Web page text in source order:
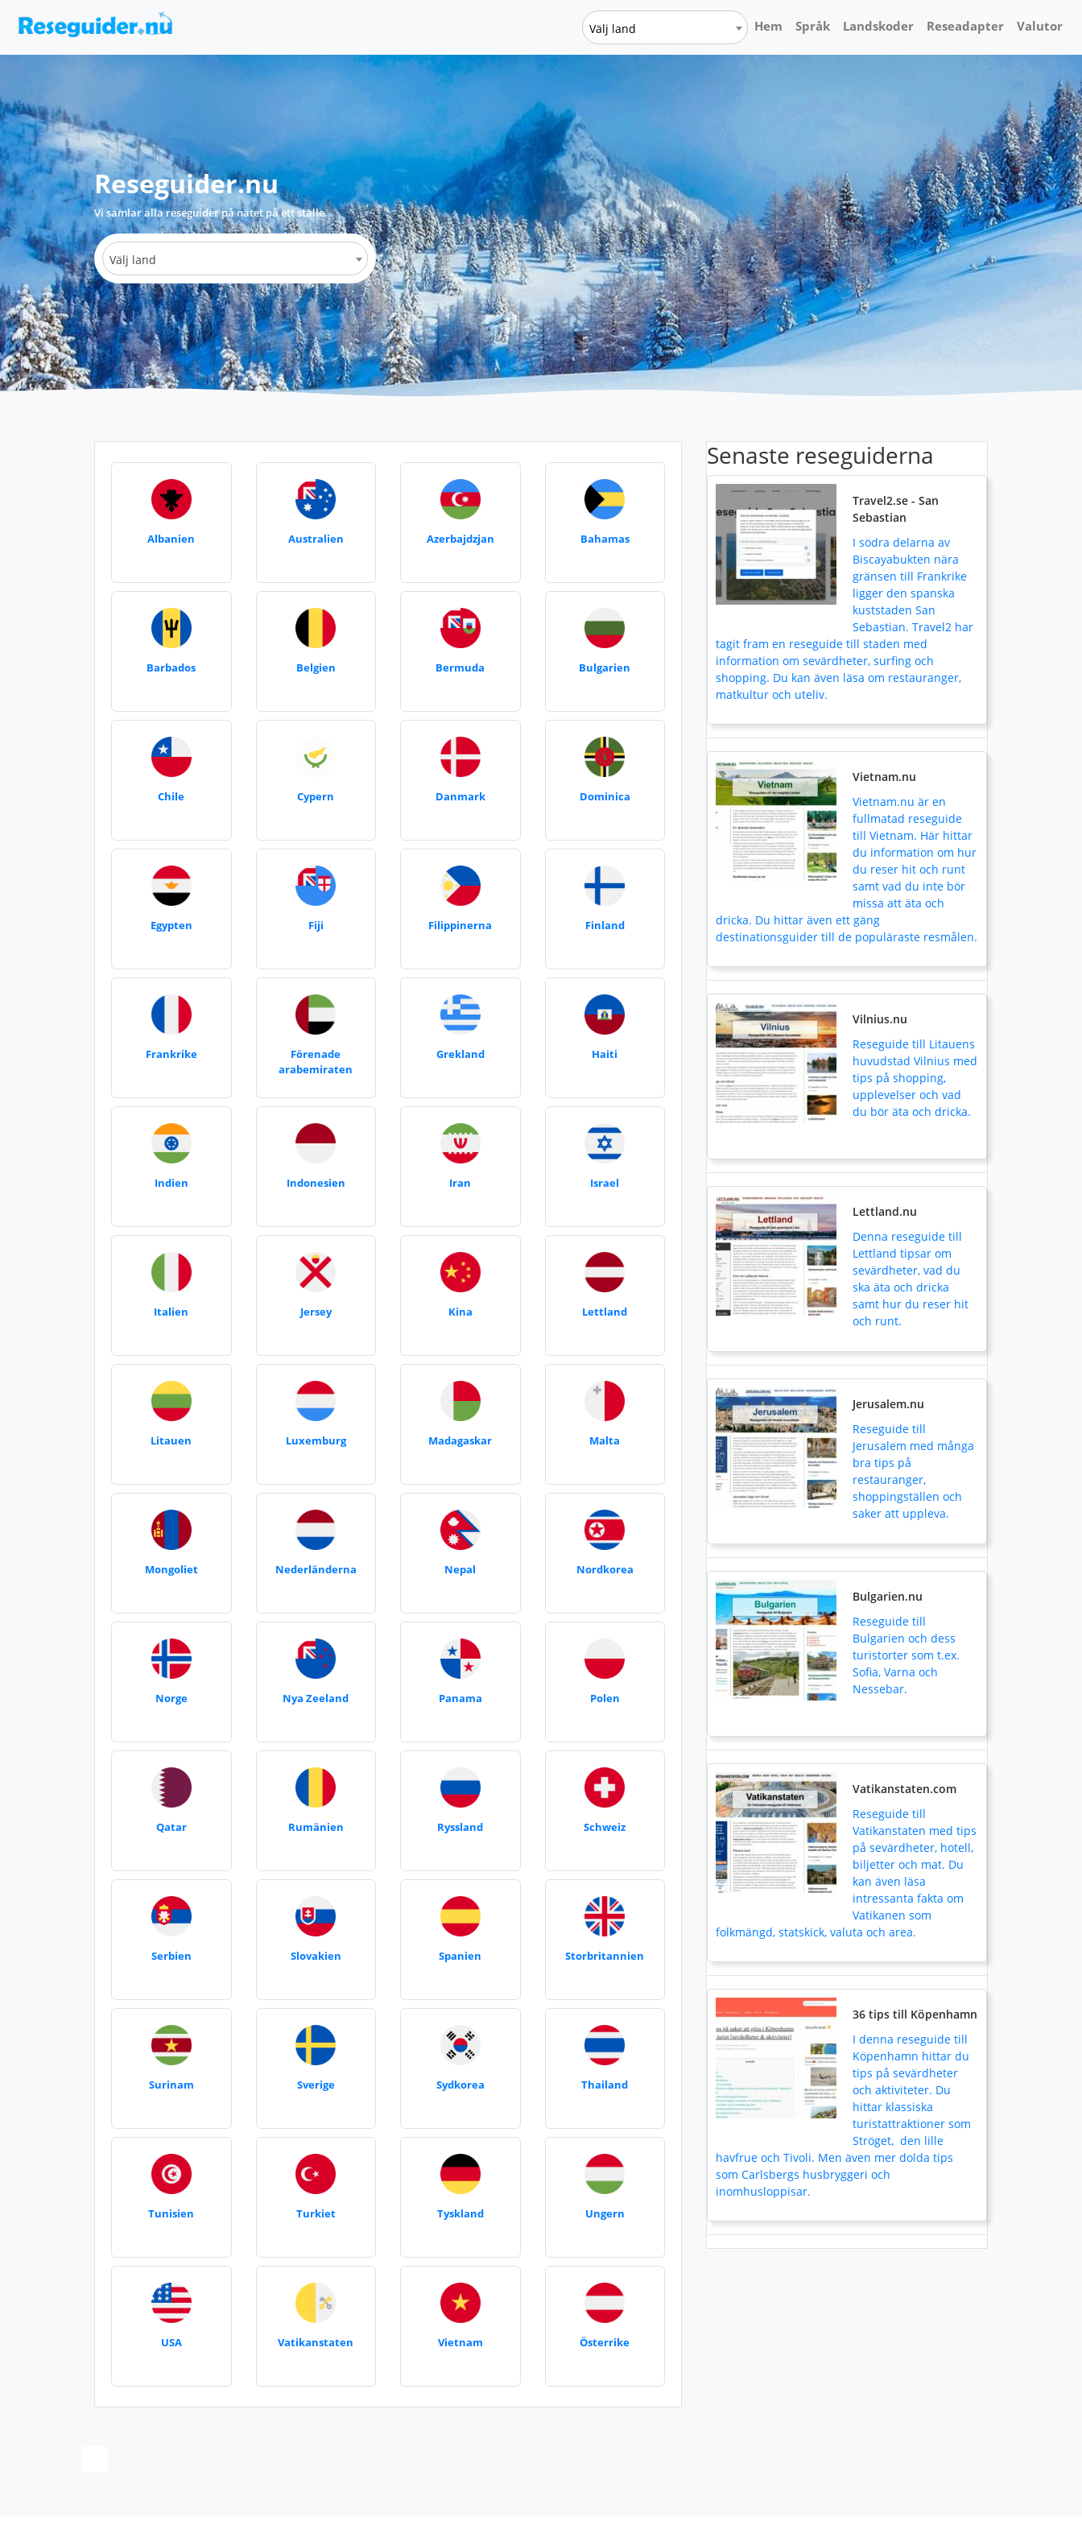
Välj land Hem Språk Landskoder Reseadapter Valutor
Reseguider.nu
Vi samlar alla reseguider på nätet på ett ställe.
Välj land
Albanien Australien Azerbajdzjan Bahamas
Barbados Belgien Bermuda Bulgarien
Chile Cypern Danmark Dominica
Egypten Fiji Filippinerna Finland
Frankrike
Förenade
arabemiraten
Grekland Haiti
Indien Indonesien Iran Israel
Italien Jersey Kina Lettland
Litauen Luxemburg Madagaskar Malta
Mongoliet Nederländerna Nepal Nordkorea
Norge Nya Zeeland Panama Polen
Qatar Rumänien Ryssland Schweiz
Serbien Slovakien Spanien Storbritannien
Surinam Sverige Sydkorea Thailand
Tunisien Turkiet Tyskland Ungern
USA Vatikanstaten Vietnam Österrike
Senaste reseguiderna
Travel2.se - San
Sebastian
I södra delarna av
Biscayabukten nära
gränsen till Frankrike
ligger den spanska
kuststaden San
Sebastian. Travel2 har
tagit fram en reseguide till staden med
information om sevärdheter, surfing och
shopping. Du kan även läsa om restauranger,
matkultur och uteliv.
Vietnam.nu
Vietnam.nu är en
fullmatad reseguide
till Vietnam. Här hittar
du information om hur
du reser hit och runt
samt vad du inte bör
missa att äta och
dricka. Du hittar även ett gäng
destinationsguider till de populäraste resmålen.
Vilnius.nu
Reseguide till Litauens
huvudstad Vilnius med
tips på shopping,
upplevelser och vad
du bör äta och dricka.
Lettland.nu
Denna reseguide till
Lettland tipsar om
sevärdheter, vad du
ska äta och dricka
samt hur du reser hit
och runt.
Jerusalem.nu
Reseguide till
Jerusalem med många
bra tips på
restauranger,
shoppingställen och
saker att uppleva.
Bulgarien.nu
Reseguide till
Bulgarien och dess
turistorter som t.ex.
Sofia, Varna och
Nessebar.
Vatikanstaten.com
Reseguide till
Vatikanstaten med tips
på sevärdheter, hotell,
biljetter och mat. Du
kan även läsa
intressanta fakta om
Vatikanen som
folkmängd, statskick, valuta och area.
36 tips till Köpenhamn
I denna reseguide till
Köpenhamn hittar du
tips på sevärdheter
och aktiviteter. Du
hittar klassiska
turistattraktioner som
Ströget, den lille
havfrue och Tivoli. Men även mer dolda tips
som Carlsbergs husbryggeri och
inomhusloppisar.